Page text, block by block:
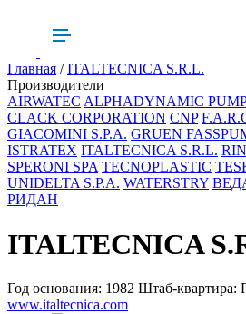
Главная /ITALTECNICA S.R.L.
Производители
AIRWATEC ALPHADYNAMIC
CLACK CORPORATION CNP
GIACOMINI S.P.A. GRUEN
ISTRATEX ITALTECNICA S.R.L.
SPERONI SPA TECNOPLASTIC
UNIDELTA S.P.A. WATERSTRY
РИДАН
ITALTECNICA
Год основания: 1982 Штаб-квартира:
www.italtecnica.com